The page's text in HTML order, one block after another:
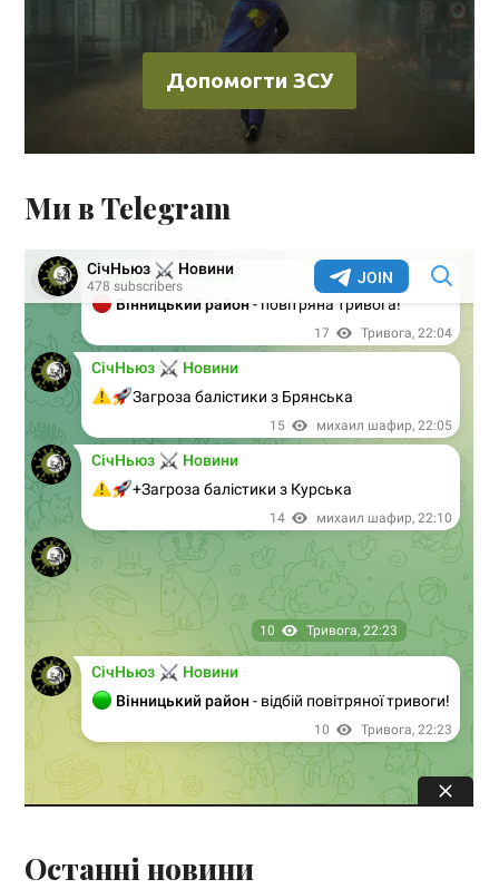
Допомогти ЗСУ
Ми в Telegram
Останні новини